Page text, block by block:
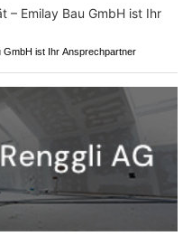
GmbH ist Ihr Ansprechpartner